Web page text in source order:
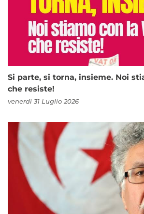
Si parte, si torna, insieme. Noi
che resiste!
venerdì 31 Luglio 2026